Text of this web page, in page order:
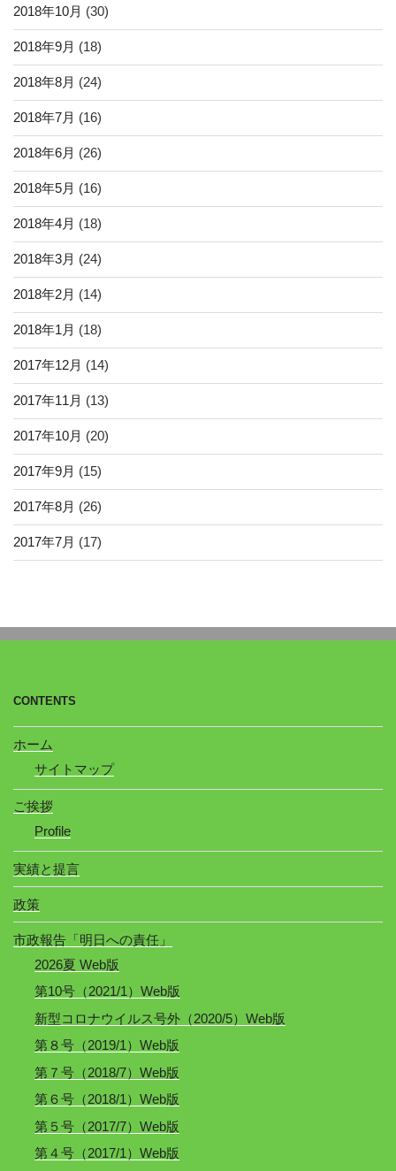
2018年10月 (30)
2018年9月 (18)
2018年8月 (24)
2018年7月 (16)
2018年6月 (26)
2018年5月 (16)
2018年4月 (18)
2018年3月 (24)
2018年2月 (14)
2018年1月 (18)
2017年12月 (14)
2017年11月 (13)
2017年10月 (20)
2017年9月 (15)
2017年8月 (26)
2017年7月 (17)
CONTENTS
ホーム
サイトマップ
ご挨拶
Profile
実績と提言
政策
市政報告「明日への責任」
2026夏 Web版
第10号（2021/1）Web版
新型コロナウイルス号外（2020/5）Web版
第８号（2019/1）Web版
第７号（2018/7）Web版
第６号（2018/1）Web版
第５号（2017/7）Web版
第４号（2017/1）Web版